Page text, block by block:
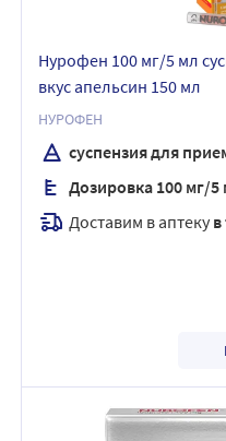
Нурофен 100 мг/5 мл
вкус апельсин 150 мл
НУРОФЕН
суспензия для
Дозировка 100 мг/5
Доставим в аптеку